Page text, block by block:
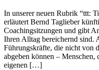
In unserer neuen Rubrik “ttt:
erläutert Bernd Taglieber
Coaching­sit­zungen und gibt
Ihren Alltag berei­chernd sind.
Führungs­kräfte, die nicht von
abgeben können –
eigenen […]